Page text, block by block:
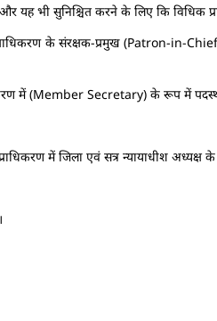
यह भी सुनिश्चित करने के लिए कि
के संरक्षक-प्रमुख (Patron-in-
में (Member Secretary) के रूप में
में जिला एवं सत्र न्यायाधीश